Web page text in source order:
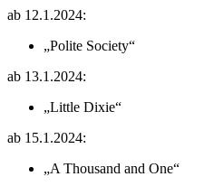
ab 12.1.2024:
„Polite Society“
ab 13.1.2024:
„Little Dixie“
ab 15.1.2024:
„A Thousand and One“